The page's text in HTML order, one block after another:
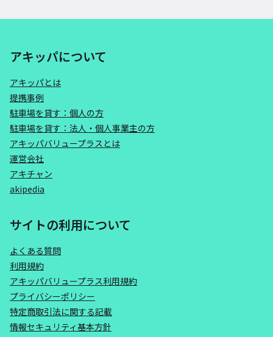
アキッパについて
アキッパとは
提携事例
駐車場を貸す：個人の方
駐車場を貸す：法人・個人事業主の方
アキッパバリュープラスとは
運営会社
アキチャン
akipedia
サイトの利用について
よくある質問
利用規約
アキッパバリュープラス利用規約
プライバシーポリシー
特定商取引法に関する記載
情報セキュリティ基本方針